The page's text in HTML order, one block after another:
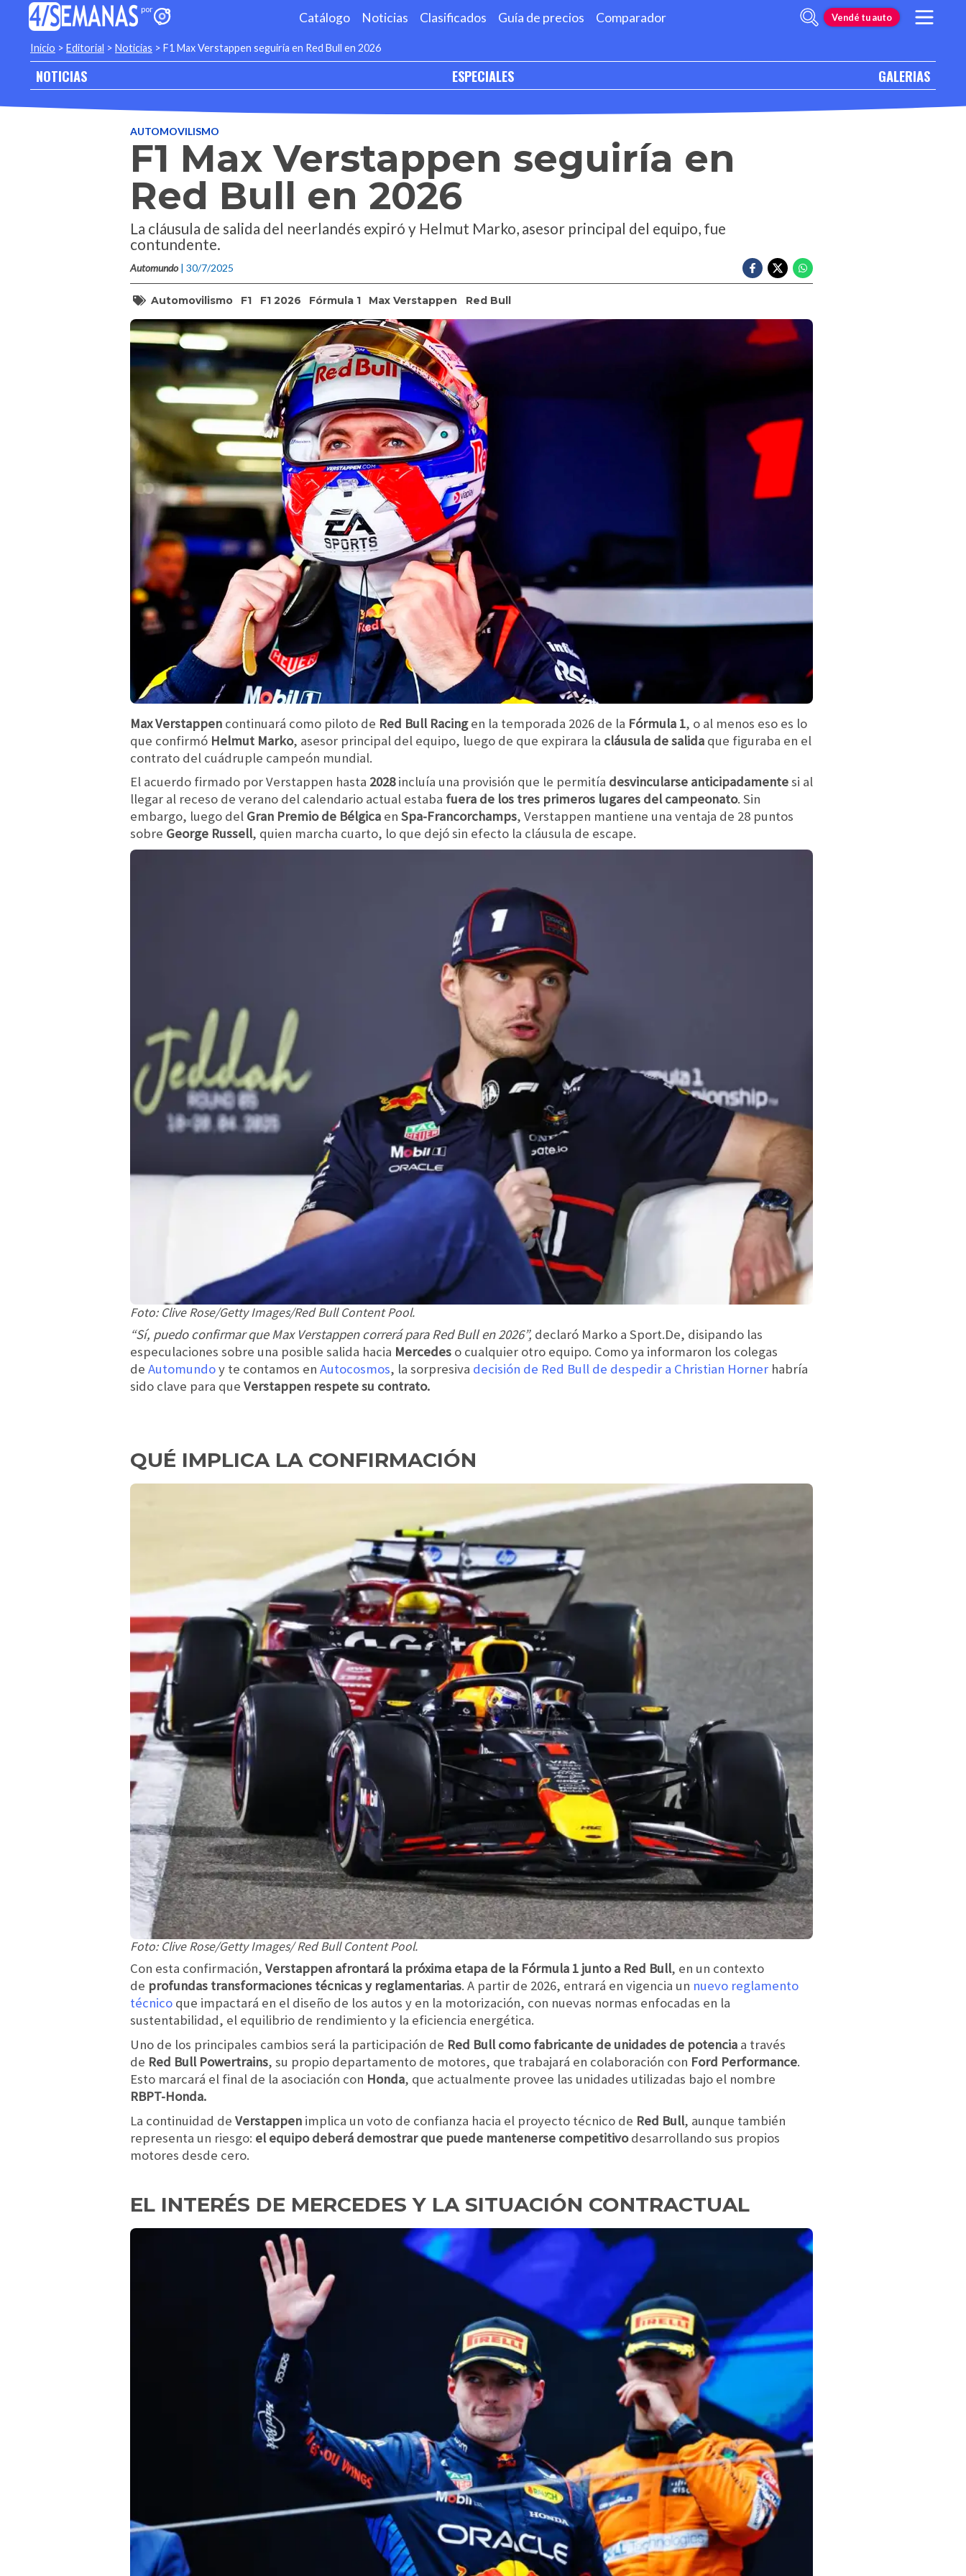
Catálogo Noticias Clasificados Guía de precios Comparador Vendé tu auto
Inicio > Editorial > Noticias > F1 Max Verstappen seguiría en Red Bull en 2026
NOTICIAS ESPECIALES GALERIAS
AUTOMOVILISMO
F1 Max Verstappen seguiría en
Red Bull en 2026
La cláusula de salida del neerlandés expiró y Helmut Marko, asesor principal del equipo, fue
contundente.
Automundo | 30/7/2025
Automovilismo F1 F1 2026 Fórmula 1 Max Verstappen Red Bull
Max Verstappen continuará como piloto de Red Bull Racingen la temporada 2026 de la Fórmula 1, o al menos eso es lo
que confirmó Helmut Marko, asesor principal del equipo, luego de que expirara la cláusula de salida que figuraba en el
contrato del cuádruple campeón mundial.
El acuerdo firmado por Verstappen hasta 2028incluía una provisión que le permitía desvincularse anticipadamentesi al
llegar al receso de verano del calendario actual estaba fuera de los tres primeros lugares del campeonato. Sin
embargo, luego del Gran Premio de Bélgica en Spa-Francorchamps, Verstappen mantiene una ventaja de 28 puntos
sobre George Russell, quien marcha cuarto, lo que dejó sin efecto la cláusula de escape.
Foto: Clive Rose/Getty Images/Red Bull Content Pool.
“Sí, puedo confirmar que Max Verstappen correrá para Red Bull en 2026”, declaró Marko a Sport.De, disipando las
especulaciones sobre una posible salida hacia Mercedes o cualquier otro equipo. Como ya informaron los colegas
de Automundoy te contamos en Autocosmos, la sorpresiva decisión de Red Bull de despedir a Christian Horner habría
sido clave para que Verstappen respete su contrato.
QUÉ IMPLICA LA CONFIRMACIÓN
Foto: Clive Rose/Getty Images/ Red Bull Content Pool.
Con esta confirmación, Verstappen afrontará la próxima etapa de la Fórmula 1 junto a Red Bull, en un contexto
de profundas transformaciones técnicas y reglamentarias. A partir de 2026, entrará en vigencia un nuevo reglamento
técnico que impactará en el diseño de los autos y en la motorización, con nuevas normas enfocadas en la
sustentabilidad, el equilibrio de rendimiento y la eficiencia energética.
Uno de los principales cambios será la participación de Red Bull como fabricante de unidades de potencia a través
de Red Bull Powertrains, su propio departamento de motores, que trabajará en colaboración con Ford Performance.
Esto marcará el final de la asociación con Honda, que actualmente provee las unidades utilizadas bajo el nombre
RBPT-Honda.
La continuidad de Verstappen implica un voto de confianza hacia el proyecto técnico de Red Bull, aunque también
representa un riesgo: el equipo deberá demostrar que puede mantenerse competitivodesarrollando sus propios
motores desde cero.
EL INTERÉS DE MERCEDES Y LA SITUACIÓN CONTRACTUAL